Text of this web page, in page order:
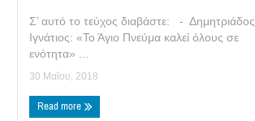
Σ’ αυτό το τεύχος διαβάστε: - Δημητριάδος
Ιγνάτιος: «Το Άγιο Πνεύμα καλεί όλους σε
ενότητα» ...
30 Μαΐου, 2018
Read more